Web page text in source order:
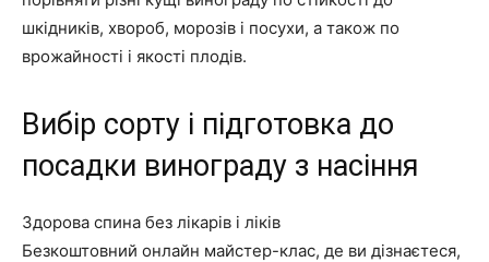
шкідників, хвороб, морозів і посухи, а також по
врожайності і якості плодів.
Вибір сорту і підготовка до
посадки винограду з насіння
Здорова спина без лікарів і ліків
Безкоштовний онлайн майстер-клас, де ви дізнаєтеся,